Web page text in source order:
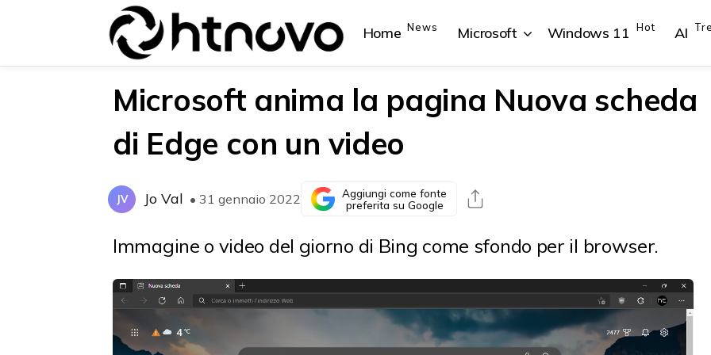
Home News Microsoft
{{POSTS[0].LABEL}} {{POSTS[1].LABEL}}
Windows 11 Hot AI
{{POSTS[0].LABEL}} {{POSTS[1].LABEL}}
Microsoft anima la pagina Nuova scheda
di Edge con un video
JV Jo Val • 31 gennaio 2022
Aggiungi come fonte
preferita su Google
Immagine o video del giorno di Bing come sfondo per il browser.